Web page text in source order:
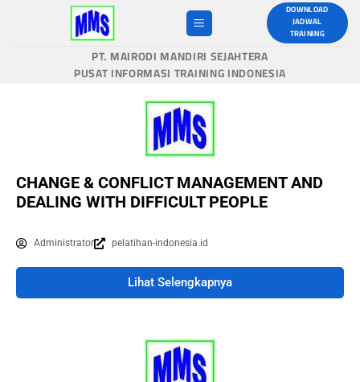
DOWNLOAD
JADWAL
TRAINING
PT. MAIRODI MANDIRI SEJAHTERA
PUSAT INFORMASI TRAINING INDONESIA
CHANGE & CONFLICT MANAGEMENT AND
DEALING WITH DIFFICULT PEOPLE
Administrator pelatihan-indonesia.id
Lihat Selengkapnya